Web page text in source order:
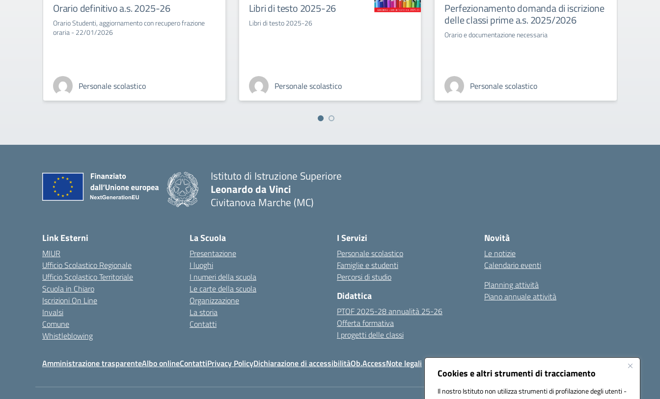
Cookies e altri strumenti di tracciamento
Il nostro Istituto non utilizza strumenti di profilazione degli utenti -
Orario definitivo a.s. 2025-26
Orario Studenti, aggiornamento con recupero frazione
oraria - 22/01/2026
Personale scolastico
Libri di testo 2025-26
Libri di testo 2025-26
Personale scolastico
Perfezionamento domanda di iscrizione
delle classi prime a.s. 2025/2026
Orario e documentazione necessaria
Personale scolastico
Istituto di Istruzione Superiore
Leonardo da Vinci
Civitanova Marche (MC)
Link Esterni
MIUR
Ufficio Scolastico Regionale
Ufficio Scolastico Territoriale
Scuola in Chiaro
Iscrizioni On Line
Invalsi
Comune
Whistleblowing
La Scuola
Presentazione
I luoghi
I numeri della scuola
Le carte della scuola
Organizzazione
La storia
Contatti
I Servizi
Personale scolastico
Famiglie e studenti
Percorsi di studio
Didattica
PTOF 2025-28 annualità 25-26
Offerta formativa
I progetti delle classi
Novità
Le notizie
Calendario eventi
Planning attività
Piano annuale attività
Amministrazione trasparenteAlbo onlineContattiPrivacy PolicyDichiarazione di accessibilitàOb.AccessNote legali Seguici su: